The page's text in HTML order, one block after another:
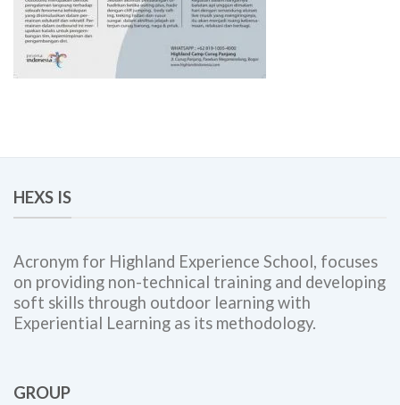
HEXS IS
Acronym for Highland Experience School, focuses
on providing non-technical training and developing
soft skills through outdoor learning with
Experiential Learning as its methodology.
GROUP